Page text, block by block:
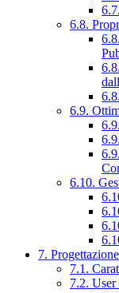
6.8.
6.9.
6.10.
7.
7.1.
7.2. User